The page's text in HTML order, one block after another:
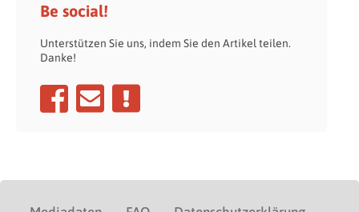
Be social!
Unterstützen Sie uns, indem Sie den Artikel teilen.
Danke!